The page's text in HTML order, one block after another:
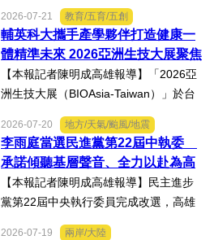
策因素，選擇透過隱名投資方式中國大
陸。然而，看似便利的投資模式，卻可
能隱藏股權歸屬、投資收益、經營控制
權及法律責任等風險，一旦...
2026-07-21 教育/五育/五創
輔英科大攜手產學夥伴打造健康一
體精準未來 2026亞洲生技大展聚焦
精準健康創新實力
【本報記者陳明成高雄報導】「2026亞
洲生技大展（BIOAsia-Taiwan）」於台
北南港展覽館盛大登場，輔英科技大學
研發長葉耀宗率團隊以「健康一體．精
準未來」為主題參展，展現產學合作夥
伴展示精準健康、生物科...
2026-07-20 地方/天氣/颱風/地震
李雨庭當選民進黨第22屆中執委
承諾傾聽基層聲音、全力以赴為高
雄與台灣努力
【本報記者陳明成高雄報導】民主進步
黨第22屆中央執行委員完成改選，高雄
市議員李雨庭順利當選中執委。李雨庭
2026-07-19 兩岸/大陸